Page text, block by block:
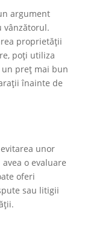
argument
vânzătorul.
proprietății
poți utiliza
preț mai bun
înainte de
unor
o evaluare
oferi
sau litigii